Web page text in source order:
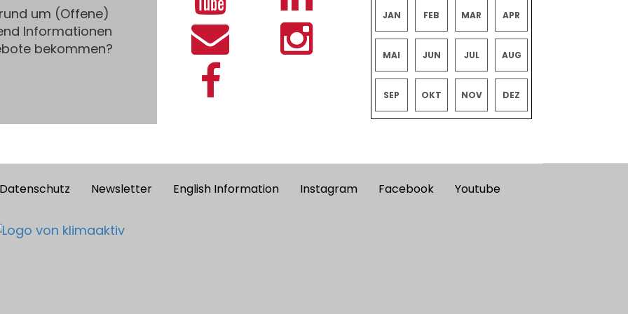
um (Offene)
Informationen
bekommen?
JAN FEB MAR APR
MAI JUN JUL AUG
SEP OKT NOV DEZ
Datenschutz Newsletter English Information Instagram Facebook Youtube